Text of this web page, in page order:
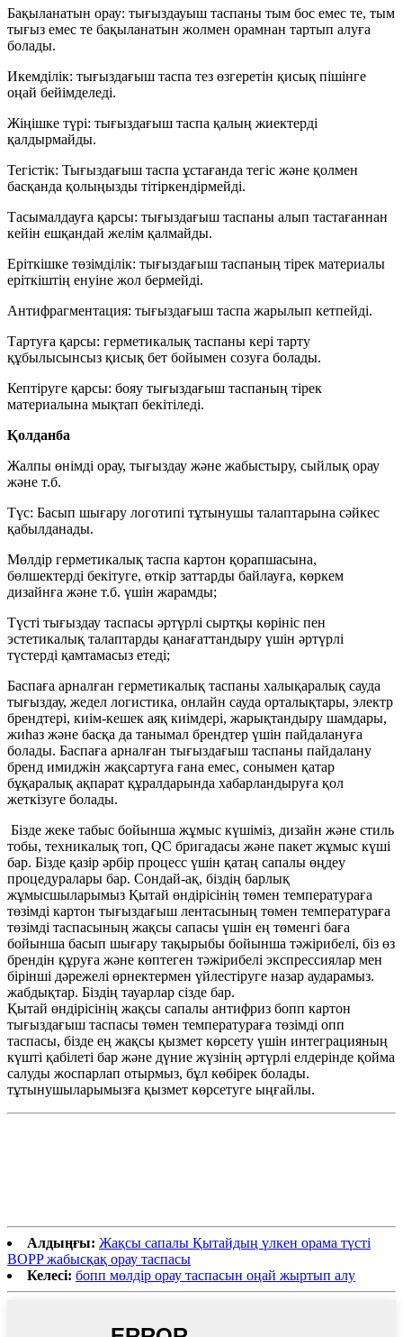
Бақыланатын орау: тығыздауыш таспаны тым бос емес те, тым
тығыз емес те бақыланатын жолмен орамнан тартып алуға
болады.
Икемділік: тығыздағыш таспа тез өзгеретін қисық пішінге
оңай бейімделеді.
Жіңішке түрі: тығыздағыш таспа қалың жиектерді
қалдырмайды.
Тегістік: Тығыздағыш таспа ұстағанда тегіс және қолмен
басқанда қолыңызды тітіркендірмейді.
Тасымалдауға қарсы: тығыздағыш таспаны алып тастағаннан
кейін ешқандай желім қалмайды.
Еріткішке төзімділік: тығыздағыш таспаның тірек материалы
еріткіштің енуіне жол бермейді.
Антифрагментация: тығыздағыш таспа жарылып кетпейді.
Тартуға қарсы: герметикалық таспаны кері тарту
құбылысынсыз қисық бет бойымен созуға болады.
Кептіруге қарсы: бояу тығыздағыш таспаның тірек
материалына мықтап бекітіледі.
Қолданба
Жалпы өнімді орау, тығыздау және жабыстыру, сыйлық орау
және т.б.
Түс: Басып шығару логотипі тұтынушы талаптарына сәйкес
қабылданады.
Мөлдір герметикалық таспа картон қорапшасына,
бөлшектерді бекітуге, өткір заттарды байлауға, көркем
дизайнға және т.б. үшін жарамды;
Түсті тығыздау таспасы әртүрлі сыртқы көрініс пен
эстетикалық талаптарды қанағаттандыру үшін әртүрлі
түстерді қамтамасыз етеді;
Баспаға арналған герметикалық таспаны халықаралық сауда
тығыздау, жедел логистика, онлайн сауда орталықтары, электр
брендтері, киім-кешек аяқ киімдері, жарықтандыру шамдары,
жиһаз және басқа да танымал брендтер үшін пайдалануға
болады. Баспаға арналған тығыздағыш таспаны пайдалану
бренд имиджін жақсартуға ғана емес, сонымен қатар
бұқаралық ақпарат құралдарында хабарландыруға қол
жеткізуге болады.
Бізде жеке табыс бойынша жұмыс күшіміз, дизайн және стиль
тобы, техникалық топ, QC бригадасы және пакет жұмыс күші
бар. Бізде қазір әрбір процесс үшін қатаң сапалы өңдеу
процедуралары бар. Сондай-ақ, біздің барлық
жұмысшыларымыз Қытай өндірісінің төмен температураға
төзімді картон тығыздағыш лентасының төмен температураға
төзімді таспасының жақсы сапасы үшін ең төменгі баға
бойынша басып шығару тақырыбы бойынша тәжірибелі, біз өз
брендін құруға және көптеген тәжірибелі экспрессиялар мен
бірінші дәрежелі өрнектермен үйлестіруге назар аударамыз.
жабдықтар. Біздің тауарлар сізде бар.
Қытай өндірісінің жақсы сапалы антифриз бопп картон
тығыздағыш таспасы төмен температураға төзімді опп
таспасы, бізде ең жақсы қызмет көрсету үшін интеграцияның
күшті қабілеті бар және дүние жүзінің әртүрлі елдерінде қойма
салуды жоспарлап отырмыз, бұл көбірек болады.
тұтынушыларымызға қызмет көрсетуге ыңғайлы.
Алдыңғы: Жақсы сапалы Қытайдың үлкен орама түсті
BOPP жабысқақ орау таспасы
Келесі: бопп мөлдір орау таспасын оңай жыртып алу